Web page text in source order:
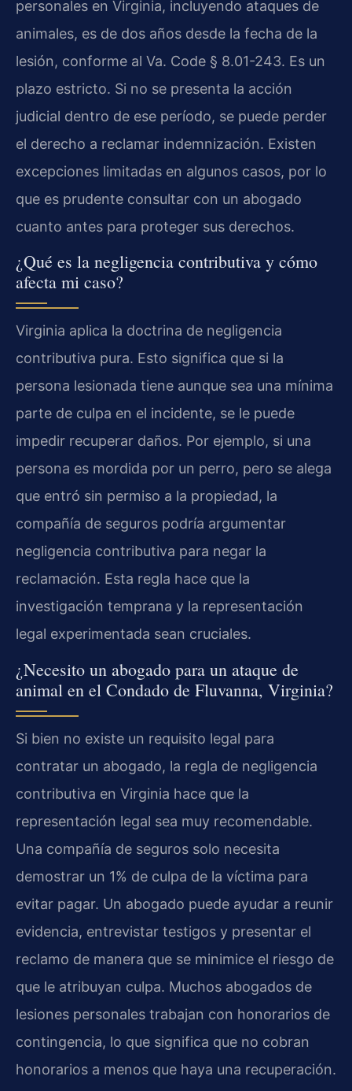
personales en Virginia, incluyendo ataques de
animales, es de dos años desde la fecha de la
lesión, conforme al Va. Code § 8.01-243. Es un
plazo estricto. Si no se presenta la acción
judicial dentro de ese período, se puede perder
el derecho a reclamar indemnización. Existen
excepciones limitadas en algunos casos, por lo
que es prudente consultar con un abogado
cuanto antes para proteger sus derechos.
¿Qué es la negligencia contributiva y cómo
afecta mi caso?
Virginia aplica la doctrina de negligencia
contributiva pura. Esto significa que si la
persona lesionada tiene aunque sea una mínima
parte de culpa en el incidente, se le puede
impedir recuperar daños. Por ejemplo, si una
persona es mordida por un perro, pero se alega
que entró sin permiso a la propiedad, la
compañía de seguros podría argumentar
negligencia contributiva para negar la
reclamación. Esta regla hace que la
investigación temprana y la representación
legal experimentada sean cruciales.
¿Necesito un abogado para un ataque de
animal en el Condado de Fluvanna, Virginia?
Si bien no existe un requisito legal para
contratar un abogado, la regla de negligencia
contributiva en Virginia hace que la
representación legal sea muy recomendable.
Una compañía de seguros solo necesita
demostrar un 1% de culpa de la víctima para
evitar pagar. Un abogado puede ayudar a reunir
evidencia, entrevistar testigos y presentar el
reclamo de manera que se minimice el riesgo de
que le atribuyan culpa. Muchos abogados de
lesiones personales trabajan con honorarios de
contingencia, lo que significa que no cobran
honorarios a menos que haya una recuperación.